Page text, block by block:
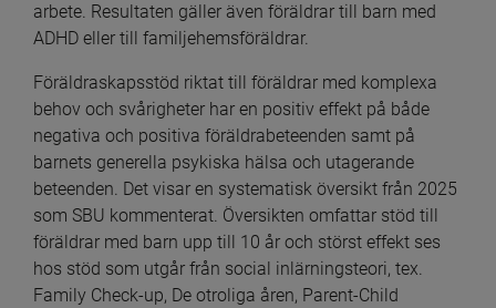
arbete. Resultaten gäller även föräldrar till barn med
ADHD eller till familjehemsföräldrar.
Föräldraskapsstöd riktat till föräldrar med komplexa
behov och svårigheter har en positiv effekt på både
negativa och positiva föräldrabeteenden samt på
barnets generella psykiska hälsa och utagerande
beteenden. Det visar en systematisk översikt från 2025
som SBU kommenterat. Översikten omfattar stöd till
föräldrar med barn upp till 10 år och störst effekt ses
hos stöd som utgår från social inlärningsteori, tex.
Family Check-up, De otroliga åren, Parent-Child